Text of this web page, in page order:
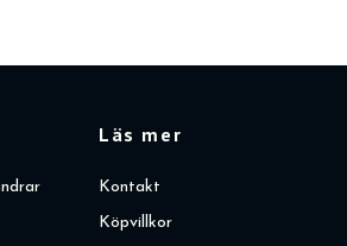
Läs mer
Kontakt
Köpvillkor